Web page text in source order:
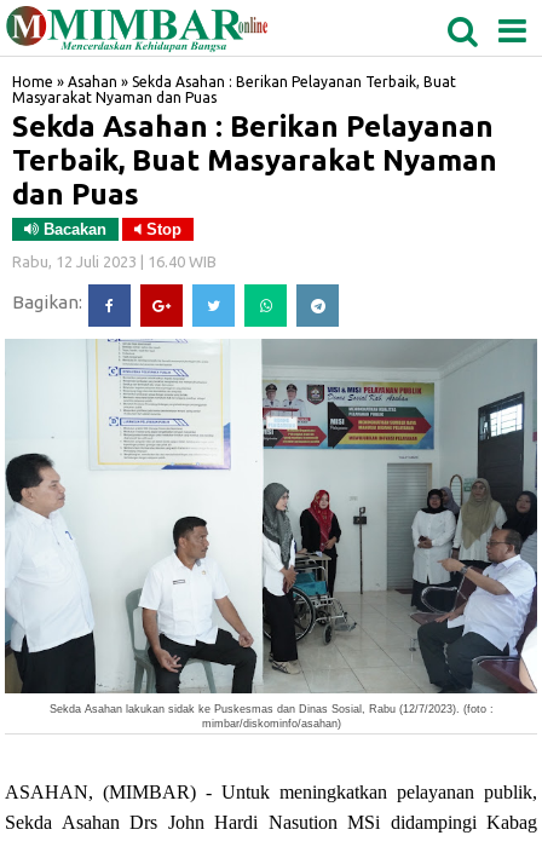
BIDANGRO
Home » Asahan » Sekda Asahan : Berikan Pelayanan Terbaik, Buat
Masyarakat Nyaman dan Puas
Sekda Asahan : Berikan Pelayanan
Terbaik, Buat Masyarakat Nyaman
dan Puas
Bacakan Stop
Rabu, 12 Juli 2023 | 16.40 WIB
Bagikan:
Sekda Asahan lakukan sidak ke Puskesmas dan Dinas Sosial, Rabu (12/7/2023). (foto :
mimbar/diskominfo/asahan)
ASAHAN, (MIMBAR) - Untuk meningkatkan pelayanan publik,
Sekda Asahan Drs John Hardi Nasution MSi didampingi Kabag